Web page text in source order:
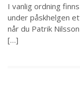
I vanlig ordning
under påskhelgen
når du Patrik
[…]